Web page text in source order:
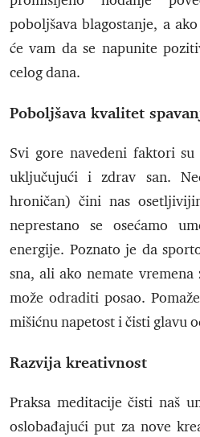
poboljšava blagostanje, a
će vam da se napunite
celog dana.
Poboljšava kvalitet
Svi gore navedeni faktori su
uključujući i zdrav san.
hroničan) čini nas
neprestano se osećamo
energije. Poznato je da
sna, ali ako nemate
može odraditi posao.
mišićnu napetost i čisti glavu
Razvija kreativnost
Praksa meditacije čisti naš
oslobađajući put za nove